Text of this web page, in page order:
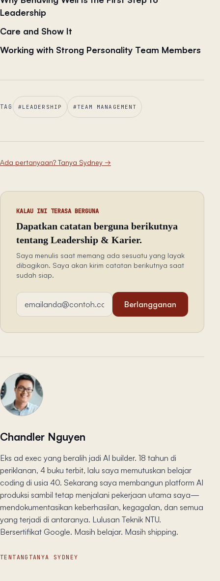
Leadership
Care and Show It
Working with Strong Personality Team Members
TAG #LEADERSHIP #TEAM MANAGEMENT
Ada pertanyaan? Tanya Sydney →
KALAU INI TERASA BERGUNA
Dapatkan catatan berguna berikutnya
tentang Leadership & Karier.
Saya menulis saat memang ada sesuatu yang layak
dibagikan. Saya akan kirim catatan berikutnya saat
sudah siap.
Alamat email
Berlangganan
Chandler Nguyen
Eks ad exec yang beralih jadi AI builder. 18 tahun di
periklanan, 4 buku terbit, lalu saya memutuskan belajar
coding di usia 40. Sekarang saya membangun platform AI
produksi sambil tetap menjalani pekerjaan utama saya—
mendokumentasikan keberhasilan, kegagalan, dan semua
yang terjadi di antaranya. Lulusan Teknik NTU.
Bersertifikat Google. Masih belajar. Masih shipping.
TENTANG TANYA SYDNEY